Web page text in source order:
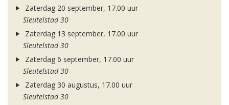
Zaterdag 20 september, 17.00 uur
Sleutelstad 30
Zaterdag 13 september, 17.00 uur
Sleutelstad 30
Zaterdag 6 september, 17.00 uur
Sleutelstad 30
Zaterdag 30 augustus, 17.00 uur
Sleutelstad 30